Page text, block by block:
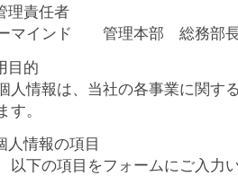
理責任者
ーマインド 管理本部 総務部
目的
人情報は、当社の各事業に関す
す。
人情報の項目
以下の項目をフォームにご入力